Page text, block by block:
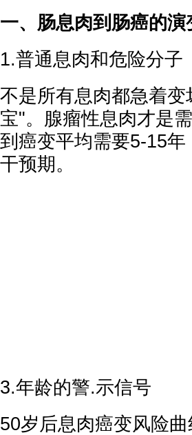
一、肠息肉到肠癌的演
1.普通息肉和危险分子
不是所有息肉都急着
宝"。腺瘤性息肉才是
到癌变平均需要5-15
干预期。
3.年龄的警.示信号
50岁后息肉癌变风险